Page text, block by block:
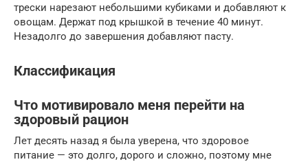
трески нарезают небольшими кубиками и добавляют к
овощам. Держат под крышкой в течение 40 минут.
Незадолго до завершения добавляют пасту.
Классификация
Что мотивировало меня перейти на
здоровый рацион
Лет десять назад я была уверена, что здоровое
питание — это долго, дорого и сложно, поэтому мне